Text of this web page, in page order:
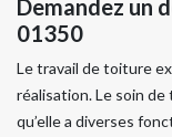
Demandez un
01350
Le travail de toiture
réalisation. Le soin de
qu’elle a diverses